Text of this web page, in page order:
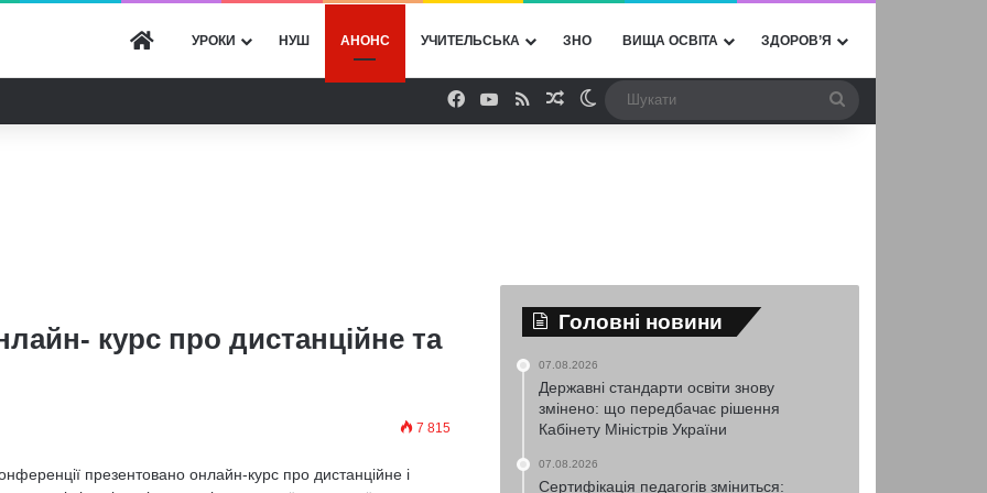
ГОЛОВНА
УРОКИ НУШ АНОНС УЧИТЕЛЬСЬКА ЗНО ВИЩА ОСВІТА ЗДОРОВ’Я
Facebook
YouTube
RSSВипадкова стаття
Switch skin
курс про дистанційне та
7 815
презентовано онлайн-курс про дистанційне і
Головні новини
07.08.2026
Державні стандарти освіти знову
змінено: що передбачає рішення
Кабінету Міністрів України
07.08.2026
Сертифікація педагогів зміниться: